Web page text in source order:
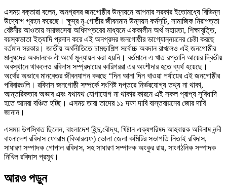
এসময় বক্তারা বলেন, অনগ্রসর জনগোষ্ঠীর উন্নয়নে আপনার সরকার ইতোমধ্যে বিভিন্ন
উদ্যোগ গ্রহন করেছে। ক্ষুদ্র নৃ-গোষ্ঠীর জীবনমান উন্নয়ন কর্মসূচি, সামাজিক নিরাপত্তা
বেষ্টনীর আওতায় সমাজসেবা অধিদপ্তরের মাধ্যমে এককালীন অর্থ সহায়তা, শিক্ষাবৃত্তি,
বয়স্কভাতা ইত্যাদি প্রদান করে এই অনগ্রসর জনগোষ্ঠীর ভাগ্যোন্নয়নের চেষ্টা করছে
বর্তমান সরকার। জাতীয় অর্থনীতিতে চামড়াশিল্প সর্বোচ্চ অবদান রাখলেও এই জনগোষ্ঠীর
মানুষদের অবদানকে ঐ অর্থে মূল্যায়ন করা হয়নি। বর্তমানে এ খাত রপ্তানি আয়ের দ্বিতীয়
অবস্থানে থাকলেও রবিদাস সম্প্রদায়ের কারিগররা এর অংশীদার হতে ব্যর্থ হয়েছে।
অর্থের অভাবে মানবেতর জীবনযাপন করছে “দিন আনা দিন খাওয়া পর্যায়ের এই জনগোষ্ঠীর
পরিবারগুলি। রবিদাস জনগোষ্ঠী সম্পর্কে সংশিষ্ট দপ্তরে নির্ভরযোগ্য তথ্য না থাকা,
আন্তরিকতার অভাব এবং যথাযথ যোগাযোগ না থাকার কারনে এই সকল প্রাপ্য সুবিধাদি
হতে আমরা বঞ্চিত হচ্ছি। এসময় তারা তাদের ১১ দফা দাবি বাস্তবায়নের জোর দাবি
জানান।
এসময় উপস্থিত ছিলেন, বাংলাদেশ হিন্দু,বৌদ্ধ, খিষ্টান এক্যপরিষদ আহবায়ক অবিনাষ নন্দী
বাংলাদেশ রবিদাস ফোরাম (বিআরএফ) ভোলা জেলা কমিটির সভাপতি নিতাই রবিদাস,
সাধারণ সম্পাদক গোপাল রবিদাস, সহ সাধারণ সম্পাদক অংকুর রায়, সাংগঠনিক সম্পাদক
নিখিল রবিদাস প্রমূখ।
আরও পড়ুন